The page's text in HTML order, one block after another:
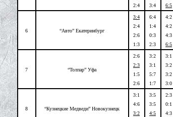
2:4
3:4
6:5
6 “Авто” Екатеринбург
3:4
2:4
2:6
1:3
6:4
1:4
0:3
2:3
4:2
4:2
4:3
6:5
7 “Толпар” Уфа
2:6
2:3
1:5
2:6
3:2
3:1
5:7
1:7
3:1
3:2
3:2
3:0
8 “Кузнецкие Медведи” Новокузнецк
3:1
4:6
3:2
3:5
3:5
4:5
2:3
0:1
4:3